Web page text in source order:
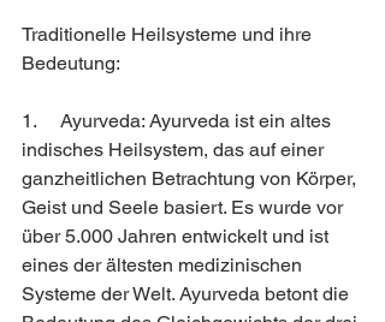
Traditionelle Heilsysteme und ihre
Bedeutung:
1.     Ayurveda: Ayurveda ist ein altes
indisches Heilsystem, das auf einer
ganzheitlichen Betrachtung von Körper,
Geist und Seele basiert. Es wurde vor
über 5.000 Jahren entwickelt und ist
eines der ältesten medizinischen
Systeme der Welt. Ayurveda betont die